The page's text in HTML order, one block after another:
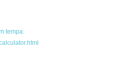
tempa: